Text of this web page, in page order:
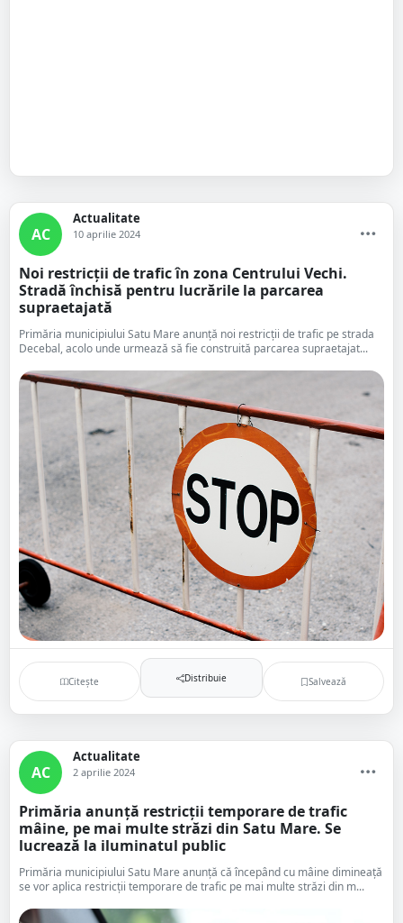
AC
Actualitate
10 aprilie 2024
Noi restricții de trafic în zona Centrului Vechi.
Stradă închisă pentru lucrările la parcarea
supraetajată
Primăria municipiului Satu Mare anunță noi restricții de trafic pe strada
Decebal, acolo unde urmează să fie construită parcarea supraetajat...
Citește Distribuie Salvează
AC
Actualitate
2 aprilie 2024
Primăria anunță restricții temporare de trafic
mâine, pe mai multe străzi din Satu Mare. Se
lucrează la iluminatul public
Primăria municipiului Satu Mare anunță că începând cu mâine dimineață
se vor aplica restricții temporare de trafic pe mai multe străzi din m...